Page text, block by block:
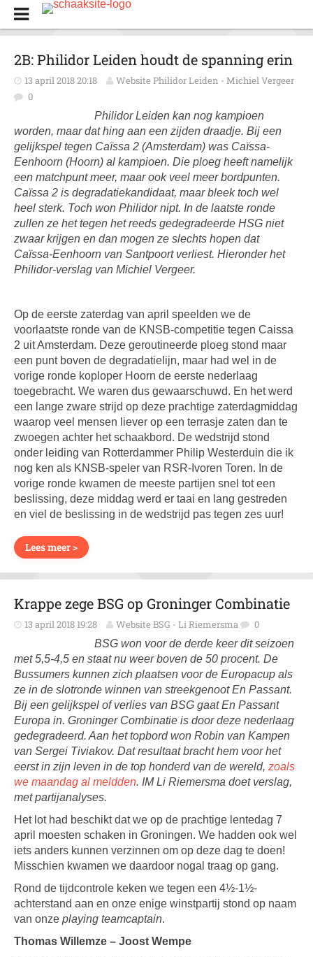
2B: Philidor Leiden houdt de spanning erin
13 april 2018 20:18
Website Philidor Leiden - Michiel Vergeer
0
Philidor Leiden kan nog kampioen
worden, maar dat hing aan een zijden draadje. Bij een
gelijkspel tegen Caïssa 2 (Amsterdam) was Caïssa-
Eenhoorn (Hoorn) al kampioen. Die ploeg heeft namelijk
een matchpunt meer, maar ook veel meer bordpunten.
Caïssa 2 is degradatiekandidaat, maar bleek toch wel
heel sterk. Toch won Philidor nipt. In de laatste ronde
zullen ze het tegen het reeds gedegradeerde HSG niet
zwaar krijgen en dan mogen ze slechts hopen dat
Caïssa-Eenhoorn van Santpoort verliest. Hieronder het
Philidor-verslag van Michiel Vergeer.
Op de eerste zaterdag van april speelden we de
voorlaatste ronde van de KNSB-competitie tegen Caissa
2 uit Amsterdam. Deze geroutineerde ploeg stond maar
een punt boven de degradatielijn, maar had wel in de
vorige ronde koploper Hoorn de eerste nederlaag
toegebracht. We waren dus gewaarschuwd. En het werd
een lange zware strijd op deze prachtige zaterdagmiddag
waarop veel mensen liever op een terrasje zaten dan te
zwoegen achter het schaakbord. De wedstrijd stond
onder leiding van Rotterdammer Philip Westerduin die ik
nog ken als KNSB-speler van RSR-Ivoren Toren. In de
vorige ronde kwamen de meeste partijen snel tot een
beslissing, deze middag werd er taai en lang gestreden
en viel de beslissing in de wedstrijd pas tegen zes uur!
Lees meer >
Krappe zege BSG op Groninger Combinatie
13 april 2018 19:28 Website BSG - Li Riemersma 0
BSG won voor de derde keer dit seizoen
met 5,5-4,5 en staat nu weer boven de 50 procent. De
Bussumers kunnen zich plaatsen voor de Europacup als
ze in de slotronde winnen van streekgenoot En Passant.
Bij een gelijkspel of verlies van BSG gaat En Passant
Europa in. Groninger Combinatie is door deze nederlaag
gedegradeerd. Aan het topbord won Robin van Kampen
van Sergei Tiviakov. Dat resultaat bracht hem voor het
eerst in zijn leven in de top honderd van de wereld, zoals
we maandag al meldden. IM Li Riemersma doet verslag,
met partijanalyses.
Het lot had beschikt dat we op de prachtige lentedag 7
april moesten schaken in Groningen. We hadden ook wel
iets anders kunnen verzinnen om op deze dag te doen!
Misschien kwamen we daardoor nogal traag op gang.
Rond de tijdcontrole keken we tegen een 4½-1½-
achterstand aan en onze enige winstpartij stond op naam
van onze playing teamcaptain.
Thomas Willemze – Joost Wempe